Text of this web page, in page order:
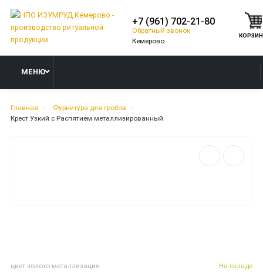
+7 (961) 702-21-80
Обратный звонок
МЕНЮ
Главная
Фурнитура для гробов
Крест Узкий с Распятием металлизированный
цвет золото металлизация На складе